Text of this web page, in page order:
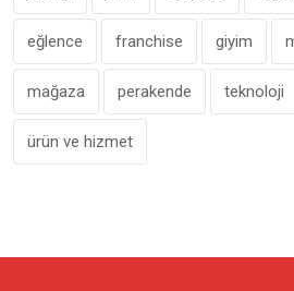
eğlence franchise giyim
mağaza perakende teknoloji
ürün ve hizmet